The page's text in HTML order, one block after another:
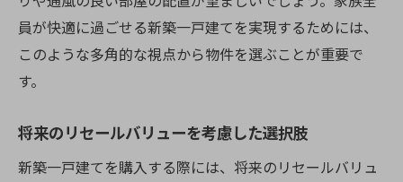
員が快適に過ごせる新築一戸建てを実現するためには、
このような多角的な視点から物件を選ぶことが重要で
す。
将来のリセールバリューを考慮した選択肢
新築一戸建てを購入する際には、将来のリセールバリュ